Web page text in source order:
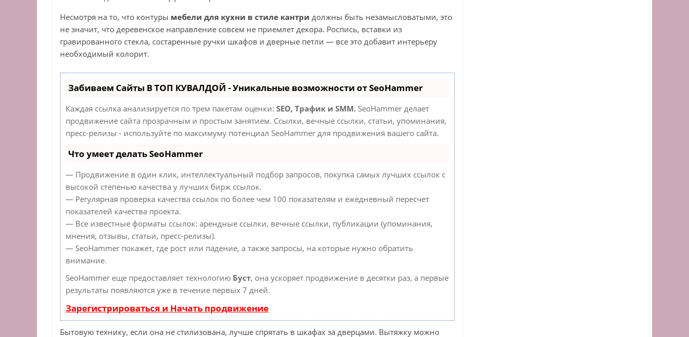
Несмотря на то, что контуры мебели для кухни в стиле кантри должны быть незамысловатыми, это
не значит, что деревенское направление совсем не приемлет декора. Роспись, вставки из
гравированного стекла, состаренные ручки шкафов и дверные петли — все это добавит интерьеру
необходимый колорит.
Забиваем Сайты В ТОП КУВАЛДОЙ - Уникальные возможности от SeoHammer
Каждая ссылка анализируется по трем пакетам оценки: SEO, Трафик и SMM. SeoHammer делает
продвижение сайта прозрачным и простым занятием. Ссылки, вечные ссылки, статьи, упоминания,
пресс-релизы - используйте по максимуму потенциал SeoHammer для продвижения вашего сайта.
Что умеет делать SeoHammer
— Продвижение в один клик, интеллектуальный подбор запросов, покупка самых лучших ссылок с
высокой степенью качества у лучших бирж ссылок.
— Регулярная проверка качества ссылок по более чем 100 показателям и ежедневный пересчет
показателей качества проекта.
— Все известные форматы ссылок: арендные ссылки, вечные ссылки, публикации (упоминания,
мнения, отзывы, статьи, пресс-релизы).
— SeoHammer покажет, где рост или падение, а также запросы, на которые нужно обратить
внимание.
SeoHammer еще предоставляет технологию Буст, она ускоряет продвижение в десятки раз, а первые
результаты появляются уже в течение первых 7 дней.
Зарегистрироваться и Начать продвижение
Бытовую технику, если она не стилизована, лучше спрятать в шкафах за дверцами. Вытяжку можно